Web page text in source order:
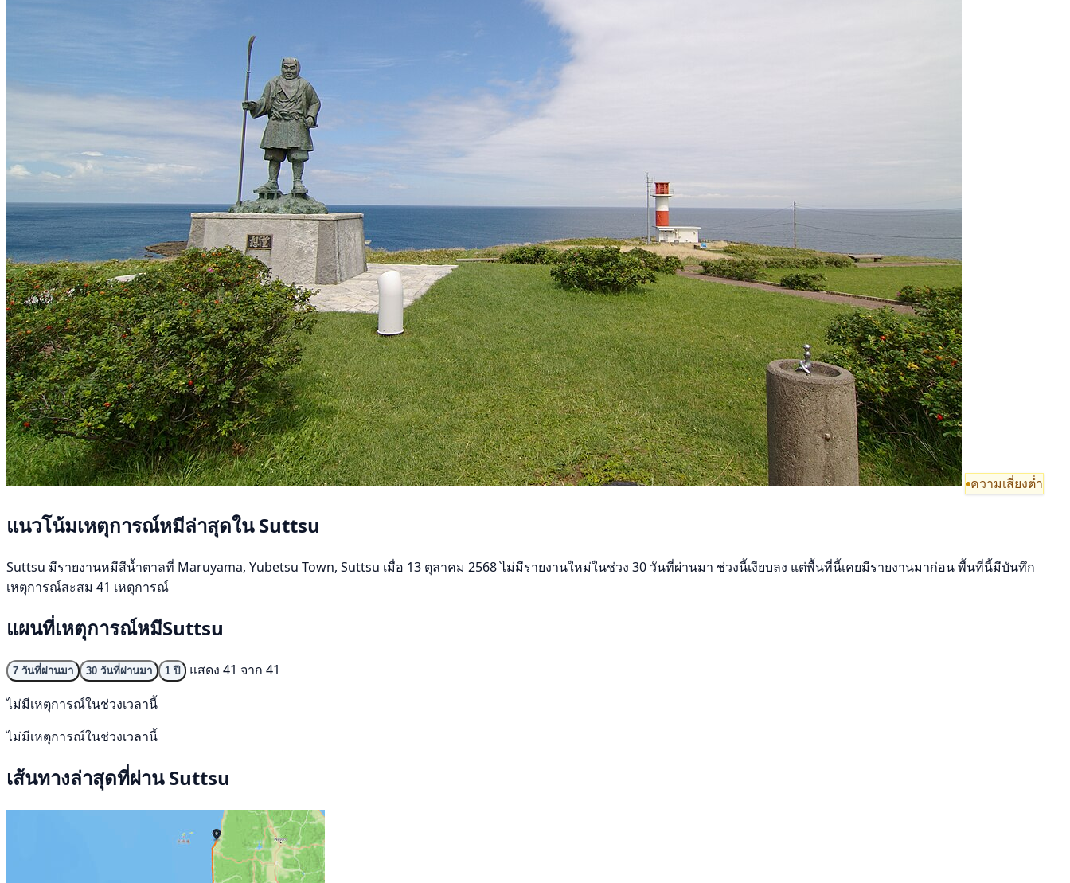
ความเสี่ยงต่ำ
แนวโน้มเหตุการณ์หมีล่าสุดใน Suttsu
Suttsu มีรายงานหมีสีน้ำตาลที่ Maruyama, Yubetsu Town, Suttsu เมื่อ 13 ตุลาคม 2568 ไม่มีรายงานใหม่ในช่วง 30 วันที่ผ่านมา ช่วงนี้เงียบลง แต่พื้นที่นี้เคยมีรายงานมาก่อน พื้นที่นี้มีบันทึก
เหตุการณ์สะสม 41 เหตุการณ์
แผนที่เหตุการณ์หมีSuttsu
7 วันที่ผ่านมา 30 วันที่ผ่านมา 1 ปี
แสดง 41 จาก 41
ไม่มีเหตุการณ์ในช่วงเวลานี้
ไม่มีเหตุการณ์ในช่วงเวลานี้
เส้นทางล่าสุดที่ผ่าน Suttsu